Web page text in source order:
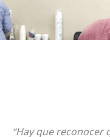
“Hay que reconocer